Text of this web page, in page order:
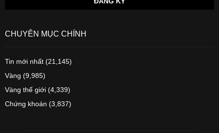
CHUYÊN MỤC CHÍNH
Tin mới nhất (21,145)
Vàng (9,985)
Vàng thế giới (4,339)
Chứng khoán (3,837)